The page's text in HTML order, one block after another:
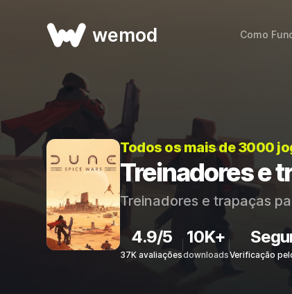
wemod Como
Todos os mais de 3000
Treinadores e
Treinadores e trapaças
4.9/5
37K avaliações
10K+
downloadsVerificação